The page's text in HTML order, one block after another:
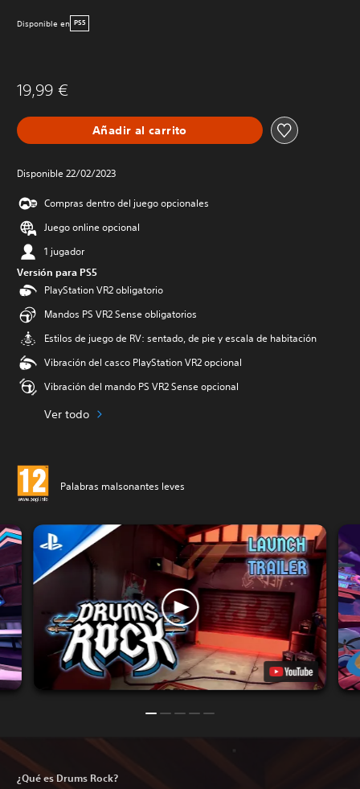
Disponible en PS5
19,99 €
Añadir al carrito
Disponible 22/02/2023
Compras dentro del juego opcionales
Juego online opcional
1 jugador
Versión para PS5
PlayStation VR2 obligatorio
Mandos PS VR2 Sense obligatorios
Estilos de juego de RV: sentado, de pie y escala de habitación
Vibración del casco PlayStation VR2 opcional
Vibración del mando PS VR2 Sense opcional
Ver todo
Palabras malsonantes leves
¿Qué es Drums Rock?